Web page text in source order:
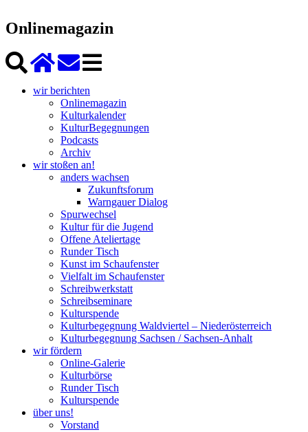
Onlinemagazin
wir berichten
Onlinemagazin
Kulturkalender
KulturBegegnungen
Podcasts
Archiv
wir stoßen an!
anders wachsen
Zukunftsforum
Warngauer Dialog
Spurwechsel
Kultur für die Jugend
Offene Ateliertage
Runder Tisch
Kunst im Schaufenster
Vielfalt im Schaufenster
Schreibwerkstatt
Schreibseminare
Kulturspende
Kulturbegegnung Waldviertel – Niederösterreich
Kulturbegegnung Sachsen / Sachsen-Anhalt
wir fördern
Online-Galerie
Kulturbörse
Runder Tisch
Kulturspende
über uns!
Vorstand